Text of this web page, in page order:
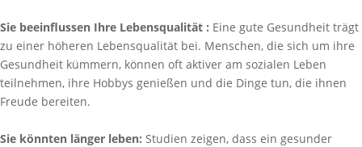
Sie beeinflussen Ihre Lebensqualität : Eine gute Gesundheit trägt
zu einer höheren Lebensqualität bei. Menschen, die sich um ihre
Gesundheit kümmern, können oft aktiver am sozialen Leben
teilnehmen, ihre Hobbys genießen und die Dinge tun, die ihnen
Freude bereiten.
Sie könnten länger leben: Studien zeigen, dass ein gesunder